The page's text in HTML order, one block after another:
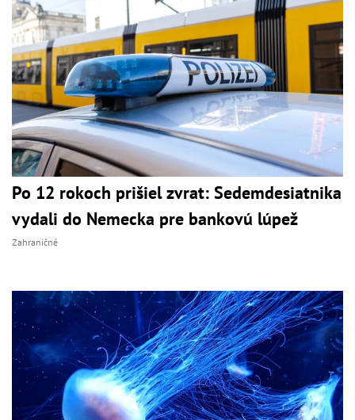
Po 12 rokoch prišiel zvrat: Sedemdesiatnika
vydali do Nemecka pre bankovú lúpež
Zahraničné